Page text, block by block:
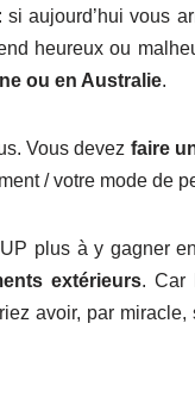
aujourd’hui vous
heureux ou
ou en Australie.
Vous devez faire
/ votre mode de
plus à y gagner en
extérieurs. Car
avoir, par